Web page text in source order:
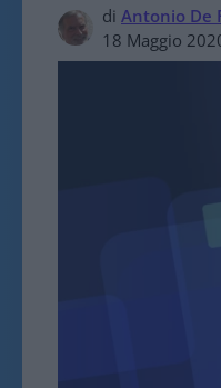
di Antonio De
18 Maggio